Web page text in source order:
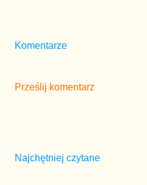
Komentarze
Prześlij komentarz
Najchętniej czytane